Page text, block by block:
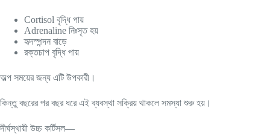
Cortisol বৃদ্ধি পায়
Adrenaline নিঃসৃত হয়
হৃদস্পন্দন বাড়ে
রক্তচাপ বৃদ্ধি পায়
অল্প সময়ের জন্য এটি উপকারী।
কিন্তু বছরের পর বছর ধরে এই ব্যবস্থা সক্রিয় থাকলে সমস্যা শুরু হয়।
দীর্ঘস্থায়ী উচ্চ কর্টিসল—